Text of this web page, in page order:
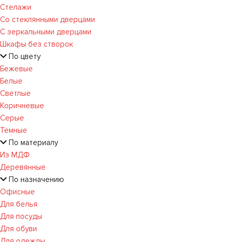
Стелажи
Со стеклянными дверцами
С зеркальными дверцами
Шкафы без створок
По цвету
Бежевые
Белые
Светлые
Коричневые
Серые
Темные
По материалу
Из МДФ
Деревянные
По назначению
Офисные
Для белья
Для посуды
Для обуви